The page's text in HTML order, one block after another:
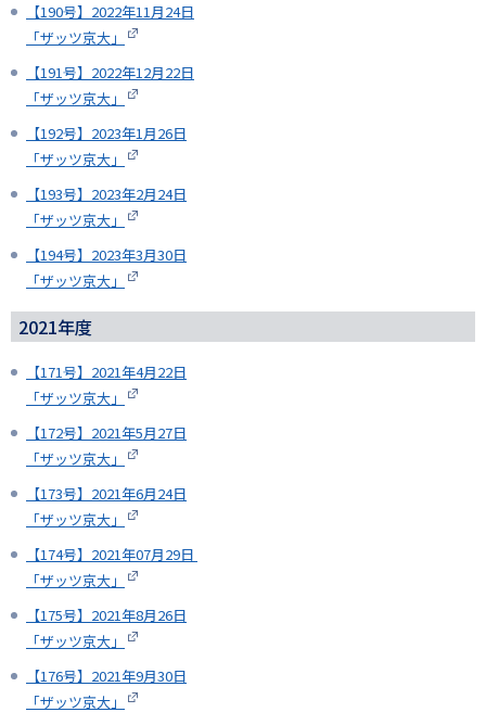
【190号】2022年11月24日
「ザッツ京大」
【191号】2022年12月22日
「ザッツ京大」
【192号】2023年1月26日
「ザッツ京大」
【193号】2023年2月24日
「ザッツ京大」
【194号】2023年3月30日
「ザッツ京大」
2021年度
【171号】2021年4月22日
「ザッツ京大」
【172号】2021年5月27日
「ザッツ京大」
【173号】2021年6月24日
「ザッツ京大」
【174号】2021年07月29日
「ザッツ京大」
【175号】2021年8月26日
「ザッツ京大」
【176号】2021年9月30日
「ザッツ京大」